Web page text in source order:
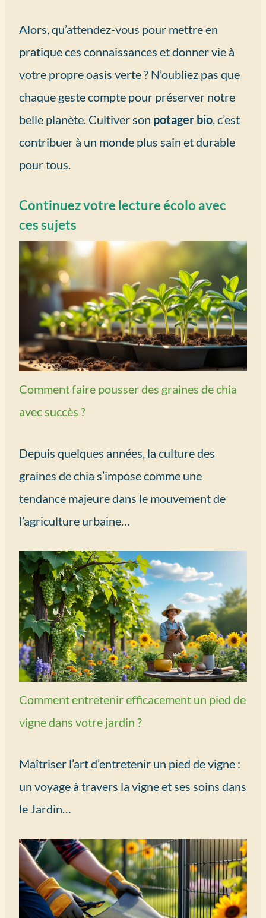
Alors, qu’attendez-vous pour mettre en
pratique ces connaissances et donner vie à
votre propre oasis verte ? N’oubliez pas que
chaque geste compte pour préserver notre
belle planète. Cultiver son potager bio, c’est
contribuer à un monde plus sain et durable
pour tous.
Continuez votre lecture écolo avec
ces sujets
Comment faire pousser des graines de chia
avec succès ?
Depuis quelques années, la culture des
graines de chia s’impose comme une
tendance majeure dans le mouvement de
l’agriculture urbaine…
Comment entretenir efficacement un pied de
vigne dans votre jardin ?
Maîtriser l’art d’entretenir un pied de vigne :
un voyage à travers la vigne et ses soins dans
le Jardin…